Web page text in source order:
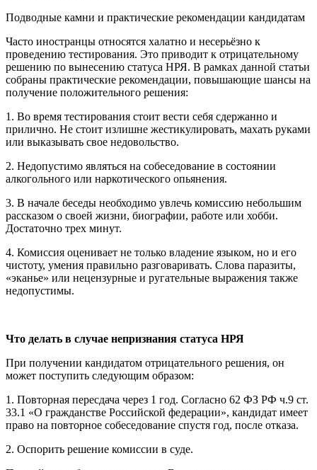
Подводные камни и практические рекомендации кандидатам
Часто иностранцы относятся халатно и несерьёзно к
проведению тестирования. Это приводит к отрицательному
решению по вынесению статуса НРЯ. В рамках данной статьи
собраны практические рекомендации, повышающие шансы на
получение положительного решения:
1. Во время тестирования стоит вести себя сдержанно и
прилично. Не стоит излишне жестикулировать, махать руками
или выказывать свое недовольство.
2. Недопустимо являться на собеседование в состоянии
алкогольного или наркотического опьянения.
3. В начале беседы необходимо увлечь комиссию небольшим
рассказом о своей жизни, биографии, работе или хобби.
Достаточно трех минут.
4. Комиссия оценивает не только владение языком, но и его
чистоту, умения правильно разговаривать. Слова паразиты,
«эканье» или нецензурные и ругательные выражения также
недопустимы.
Что делать в случае непризнания статуса НРЯ
При получении кандидатом отрицательного решения, он
может поступить следующим образом:
1. Повторная пересдача через 1 год. Согласно 62 ФЗ РФ ч.9 ст.
33.1 «О гражданстве Российской федерации», кандидат имеет
право на повторное собеседование спустя год, после отказа.
2. Оспорить решение комиссии в суде.